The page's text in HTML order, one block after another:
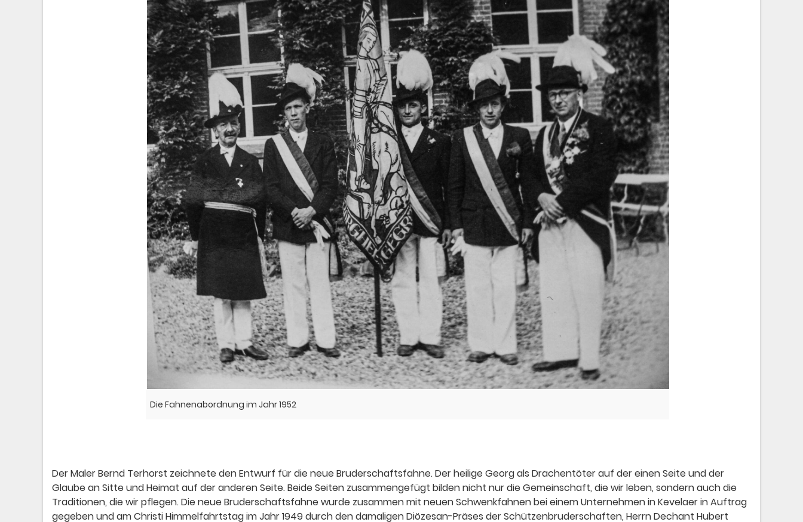
Die Fahnenabordnung im Jahr 1952
Der Maler Bernd Terhorst zeichnete den Entwurf für die neue Bruderschaftsfahne. Der heilige Georg als Drachentöter auf der einen Seite und der
Glaube an Sitte und Heimat auf der anderen Seite. Beide Seiten zusammengefügt bilden nicht nur die Gemeinschaft, die wir leben, sondern auch die
Traditionen, die wir pflegen. Die neue Bruderschaftsfahne wurde zusammen mit neuen Schwenkfahnen bei einem Unternehmen in Kevelaer in Auftrag
gegeben und am Christi Himmelfahrtstag im Jahr 1949 durch den damaligen Diözesan-Präses der Schützenbruderschaften, Herrn Dechant Hubert